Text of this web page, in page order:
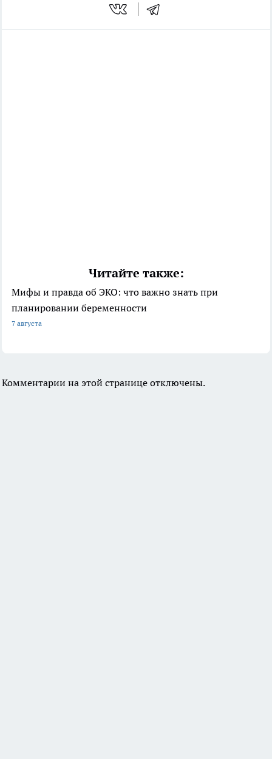
Читайте также:
Мифы и правда об ЭКО: что важно знать при
планировании беременности
7 августа
Комментарии на этой странице отключены.